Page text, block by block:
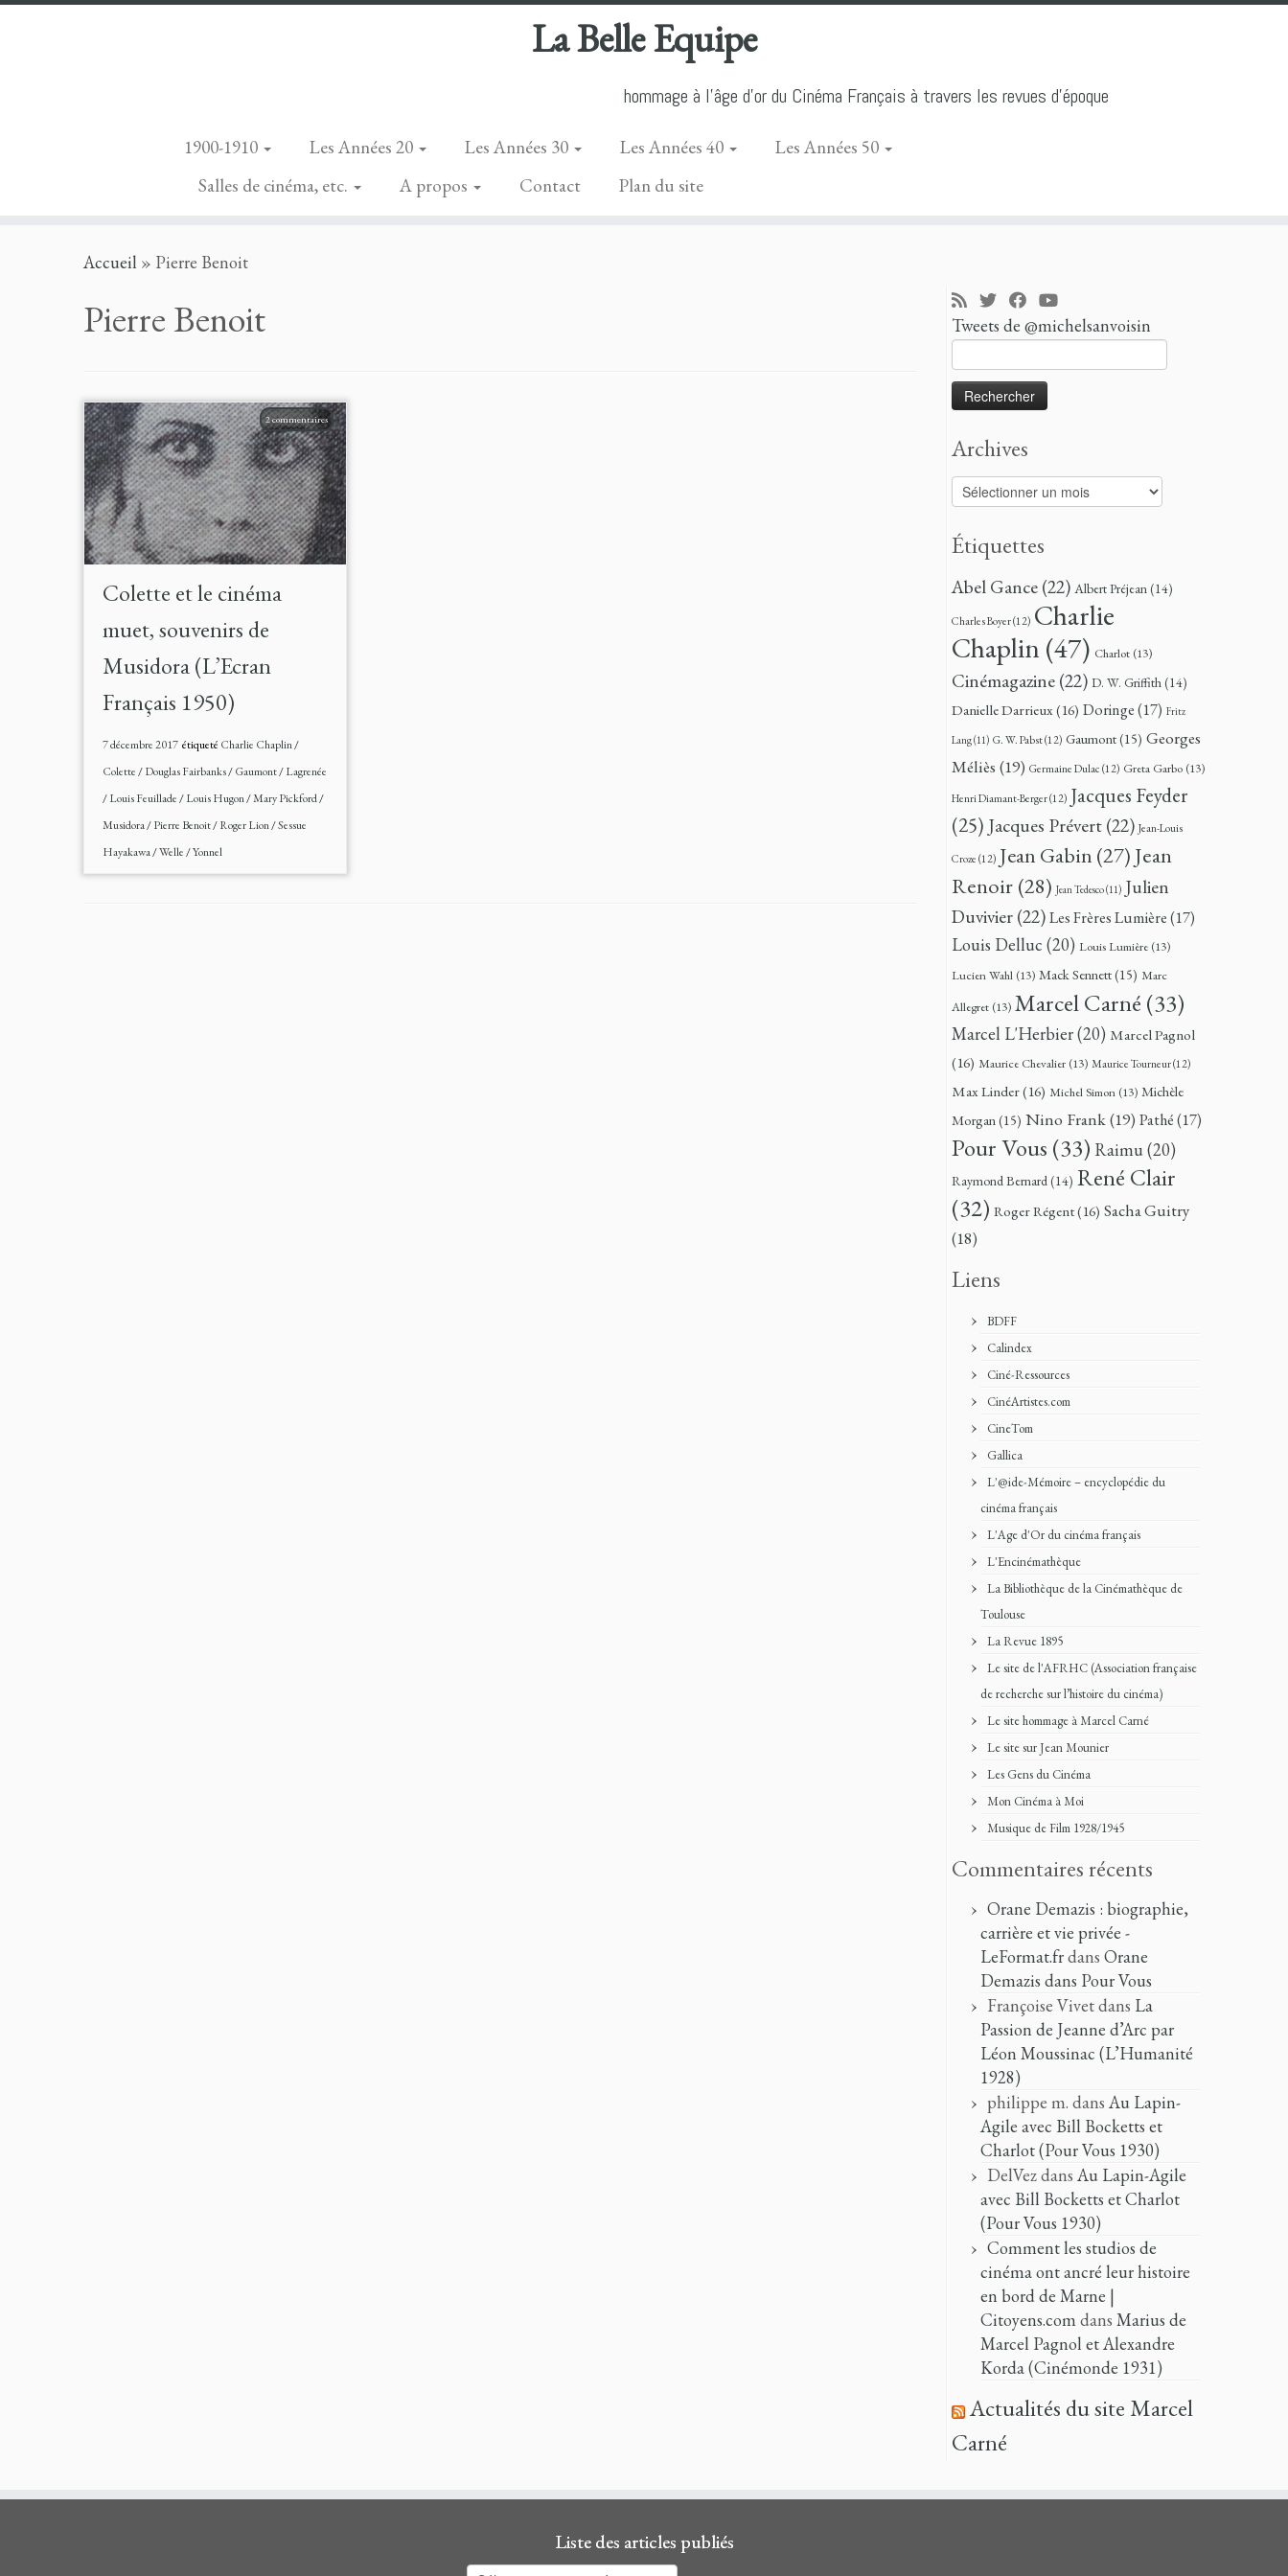
La Belle Equipe
hommage à l'âge d'or du Cinéma Français à travers les revues d'époque
1900-1910 Les Années 20 Les Années 30 Les Années 40
Les Années 50
Salles de cinéma, etc.
A propos Contact Plan du site
Accueil » Pierre Benoit
Pierre Benoit
2 commentaires
Colette et le cinéma
muet, souvenirs de
Musidora (L’Ecran
Français 1950)
7 décembre 2017 étiqueté Charlie Chaplin/
Colette/Douglas Fairbanks/Gaumont/Lagrenée
/Louis Feuillade/Louis Hugon/Mary Pickford/
Musidora/Pierre Benoit/Roger Lion/Sessue
Hayakawa/Welle/Yonnel
Tweets de @michelsanvoisin
Archives
Archives
Étiquettes
Abel Gance(22) Albert Préjean(14)
Charles Boyer(12) Charlie
Chaplin(47) Charlot (13)
Cinémagazine(22) D. W. Griffith(14)
Danielle Darrieux(16) Doringe(17) Fritz
Lang(11) G. W. Pabst(12) Gaumont(15) Georges
Méliès (19) Germaine Dulac (12) Greta Garbo (13)
Henri Diamant-Berger(12) Jacques Feyder
(25) Jacques Prévert(22) Jean-Louis
Croze (12) Jean Gabin (27) Jean
Renoir (28) Jean Tedesco(11) Julien
Duvivier(22)Les Frères Lumière(17)
Louis Delluc (20) Louis Lumière (13)
Lucien Wahl (13) Mack Sennett(15) Marc
Allegret (13) Marcel Carné (33)
Marcel L'Herbier(20) Marcel Pagnol
(16) Maurice Chevalier (13) Maurice Tourneur(12)
Max Linder(16) Michel Simon (13) Michèle
Morgan(15) Nino Frank(19) Pathé(17)
Pour Vous (33) Raimu(20)
Raymond Bernard(14) René Clair
(32) Roger Régent(16) Sacha Guitry
(18)
Liens
BDFF
Calindex
Ciné-Ressources
CinéArtistes.com
CineTom
Gallica
L'@ide-Mémoire – encyclopédie du
cinéma français
L'Age d'Or du cinéma français
L'Encinémathèque
La Bibliothèque de la Cinémathèque de
Toulouse
La Revue 1895
Le site de l'AFRHC (Association française
de recherche sur l’histoire du cinéma)
Le site hommage à Marcel Carné
Le site sur Jean Mounier
Les Gens du Cinéma
Mon Cinéma à Moi
Musique de Film 1928/1945
Commentaires récents
Orane Demazis : biographie,
carrière et vie privée -
LeFormat.frdans Orane
Demazis dans Pour Vous
Françoise Vivetdans La
Passion de Jeanne d’Arc par
Léon Moussinac (L’Humanité
1928)
philippe m. dans Au Lapin-
Agile avec Bill Bocketts et
Charlot (Pour Vous 1930)
DelVezdans Au Lapin-Agile
avec Bill Bocketts et Charlot
(Pour Vous 1930)
Comment les studios de
cinéma ont ancré leur histoire
en bord de Marne |
Citoyens.comdans Marius de
Marcel Pagnol et Alexandre
Korda (Cinémonde 1931)
Actualités du site Marcel
Carné
Liste des articles publiés